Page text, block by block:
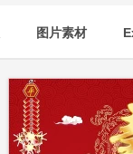
图片素材